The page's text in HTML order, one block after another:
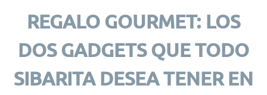
REGALO GOURMET: LOS
DOS GADGETS QUE TODO
SIBARITA DESEA TENER EN